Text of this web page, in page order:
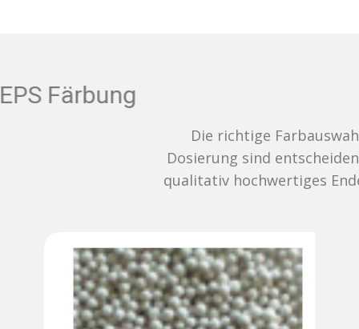
EPS Färbung
Die richtige Farbauswahl und
Dosierung sind entscheidend für ein
qualitativ hochwertiges Endergebnis.